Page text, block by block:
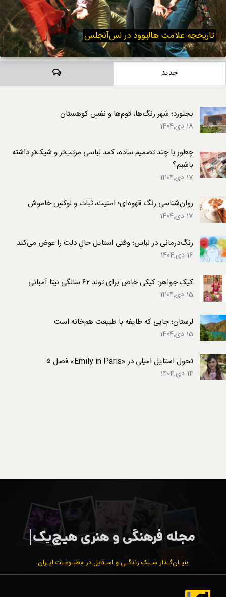
تاریخچه علامت هالیوود در لس‌آنجلس
جدید دیدگاه‌ها
بجنورد؛ شهر رنگ‌ها، قوم‌ها و نفسِ کوهستان
18 دی,1404
چطور با چند تصمیم ساده، کمد لباسی مرتب‌تر و شیک‌تر داشته
باشیم؟
17 دی,1404
روان‌شناسی رنگ قهوه‌ای؛ امنیت، ثبات و لوکسِ خاموش
17 دی,1404
رنگ‌درمانی در لباس؛ وقتی استایل حالِ دلت را عوض می‌کند
16 دی,1404
کیک جواهر: کیکی خاص برای تولد ۶۲ سالگی نیتا آمبانی
15 دی,1404
لرستان؛ جایی که طایفه با طبیعت هم‌خانه است
15 دی,1404
تحول استایل امیلی در «Emily in Paris» فصل ۵
14 دی,1404
بنیـان‌گـذار سـبک زندگـی و اسـتایل در مطبـوعـات ایـران